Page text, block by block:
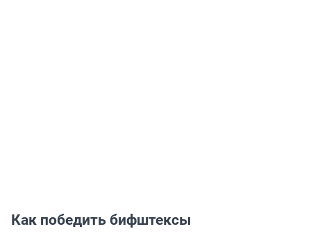
Как победить бифштексы